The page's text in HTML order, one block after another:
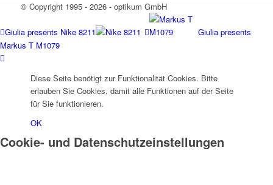
© Copyright 1995 - 2026 - optikum GmbH
Giulia presents Nike 8211
Giulia presents
Markus T M1079
Diese Seite benötigt zur Funktionalität Cookies. Bitte
erlauben Sie Cookies, damit alle Funktionen auf der Seite
für Sie funktionieren.
OK
Cookie- und Datenschutzeinstellungen